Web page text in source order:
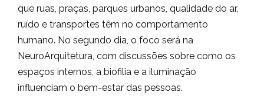
que ruas, praças, parques urbanos, qualidade do ar,
ruído e transportes têm no comportamento
humano. No segundo dia, o foco será na
NeuroArquitetura, com discussões sobre como os
espaços internos, a biofilia e a iluminação
influenciam o bem-estar das pessoas.